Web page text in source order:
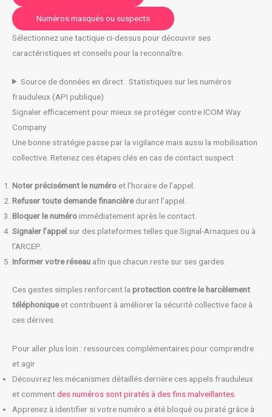
Numéros masqués ou suspects
Sélectionnez une tactique ci-dessus pour découvrir ses
caractéristiques et conseils pour la reconnaître.
Source de données en direct : Statistiques sur les numéros
frauduleux (API publique)
Signaler efficacement pour mieux se protéger contre ICOM Way
Company
Une bonne stratégie passe par la vigilance mais aussi la mobilisation
collective. Retenez ces étapes clés en cas de contact suspect :
Noter précisément le numéro et l’horaire de l’appel.
Refuser toute demande financièredurant l’appel.
Bloquer le numéroimmédiatement après le contact.
Signaler l’appel sur des plateformes telles que Signal-Arnaques ou à
l’ARCEP.
Informer votre réseau afin que chacun reste sur ses gardes.
Ces gestes simples renforcent la protection contre le harcèlement
téléphoniqueet contribuent à améliorer la sécurité collective face à
ces dérives.
Pour aller plus loin : ressources complémentaires pour comprendre
et agir
Découvrez les mécanismes détaillés derrière ces appels frauduleux
et commentdes numéros sont piratés à des fins malveillantes
Apprenez à identifier si votre numéro a été bloqué ou piraté grâce à